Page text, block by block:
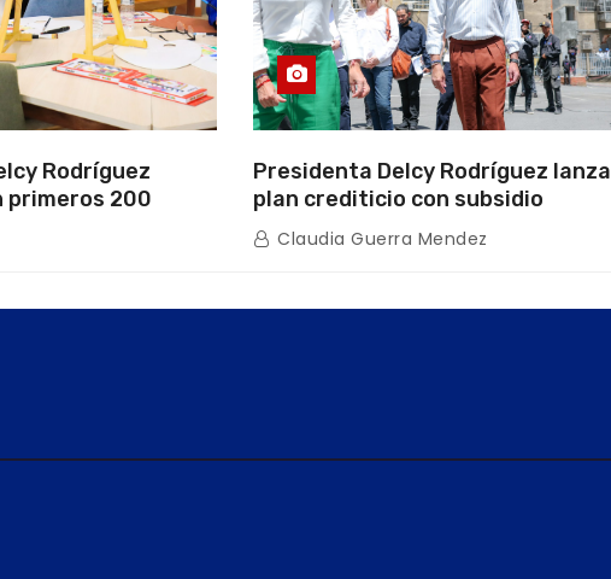
Rodríguez
primeros 200
la nueva Casa de
Primavera” en
Presidenta Delcy Rodríguez lanza
plan crediticio con subsidio
directo en encuentro con Juntas
de Condominio
Claudia Guerra Mendez